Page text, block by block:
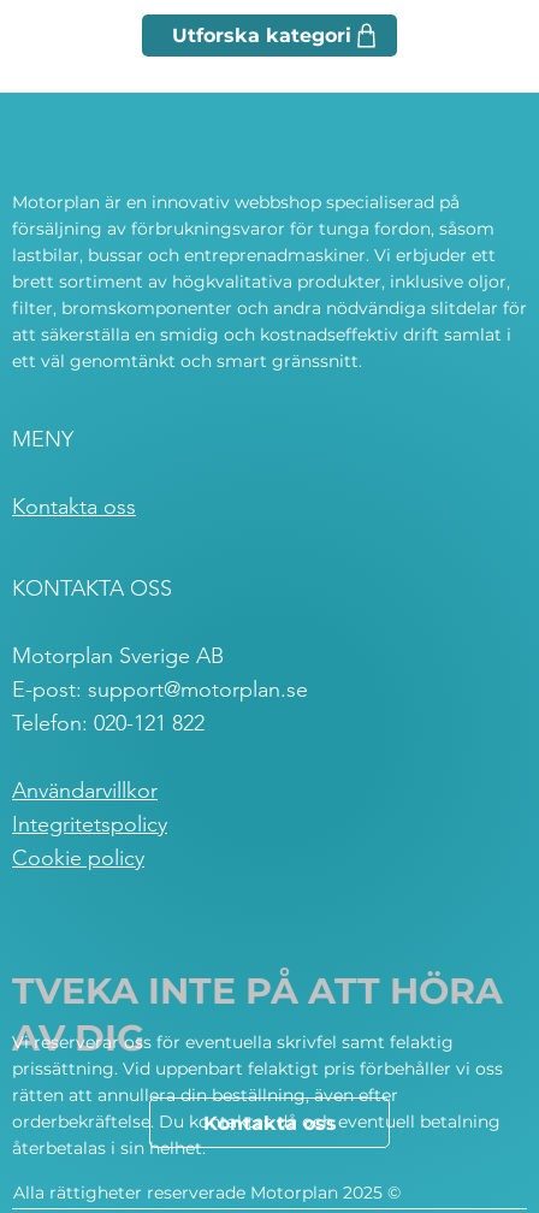
Motorplan är en innovativ webbshop specialiserad på
försäljning av förbrukningsvaror för tunga fordon, såsom
lastbilar, bussar och entreprenadmaskiner. Vi erbjuder ett
brett sortiment av högkvalitativa produkter, inklusive oljor,
filter, bromskomponenter och andra nödvändiga slitdelar för
att säkerställa en smidig och kostnadseffektiv drift samlat i
ett väl genomtänkt och smart gränssnitt.
MENY
Kontakta oss
KONTAKTA OSS
Motorplan Sverige AB
E-post: support@motorplan.se
Telefon: 020-121 822
Användarvillkor
Integritetspolicy
Cookie policy
TVEKA INTE PÅ ATT HÖRA
AV DIG
Kontakta oss
Vi reserverar oss för eventuella skrivfel samt felaktig
prissättning. Vid uppenbart felaktigt pris förbehåller vi oss
rätten att annullera din beställning, även efter
orderbekräftelse. Du kontaktas då och eventuell betalning
återbetalas i sin helhet.
Alla rättigheter reserverade Motorplan 2025 ©